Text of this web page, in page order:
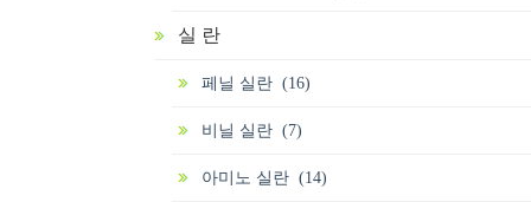
실 란
페닐 실란 (16)
비닐 실란 (7)
아미노 실란 (14)